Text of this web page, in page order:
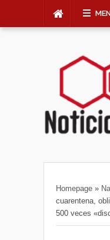
Homepage »
cuarentena,
500 veces